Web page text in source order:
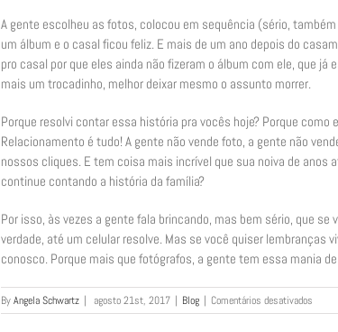
A gente escolheu as fotos, colocou em sequência (sério,
um álbum e o casal ficou feliz. E mais de um ano depois do
pro casal por que eles ainda não fizeram o álbum com ele, que
mais um trocadinho, melhor deixar mesmo o assunto morrer.
Porque resolvi contar essa história pra vocês hoje? Porque
Relacionamento é tudo! A gente não vende foto, a gente não
nossos cliques. E tem coisa mais incrível que sua noiva de
continue contando a história da família?
Por isso, às vezes a gente fala brincando, mas bem sério, que
verdade, até um celular resolve. Mas se você quiser lembranças
conosco. Porque mais que fotógrafos, a gente tem essa mania
ByAngela Schwartz | agosto 21st, 2017 | Blog | Comentários desativados
Não